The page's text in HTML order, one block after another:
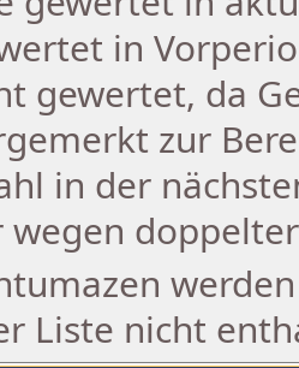
in
gewertet, da
zur
in der
wegen
Liste nicht